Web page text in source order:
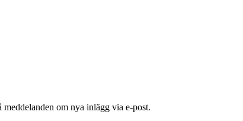
om nya inlägg via e-post.